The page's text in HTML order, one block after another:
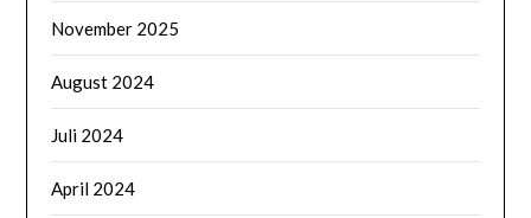
November 2025
August 2024
Juli 2024
April 2024